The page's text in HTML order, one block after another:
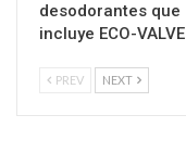
desodorantes que
incluye ECO-VALVE
PREV NEXT